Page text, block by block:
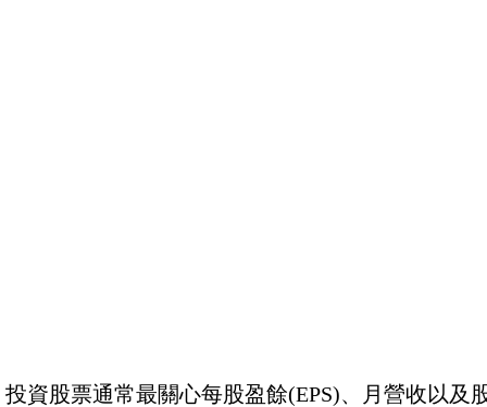
投資股票通常最關心每股盈餘(EPS)、月營收以及